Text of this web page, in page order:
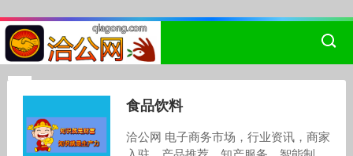
食品饮料
洽公网 电子商务市场，行业资讯，商家